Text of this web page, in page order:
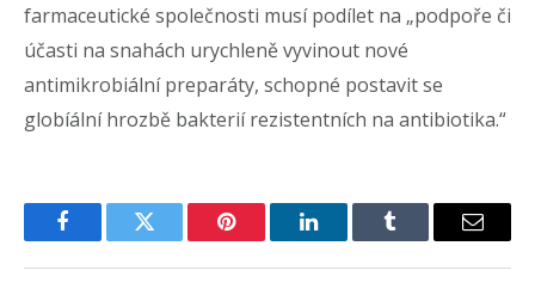
farmaceutické společnosti musí podílet na „podpoře či
účasti na snahách urychleně vyvinout nové
antimikrobiální preparáty, schopné postavit se
globíální hrozbě bakterií rezistentních na antibiotika.“
FacebookTwitter Pinterest LinkedInTumblr Email